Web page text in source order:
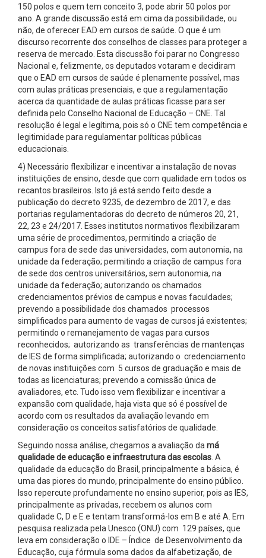
150 polos e quem tem conceito 3, pode abrir 50 polos por
ano. A grande discussão está em cima da possibilidade, ou
não, de oferecer EAD em cursos de saúde. O que é um
discurso recorrente dos conselhos de classes para proteger a
reserva de mercado. Esta discussão foi parar no Congresso
Nacional e, felizmente, os deputados votaram e decidiram
que o EAD em cursos de saúde é plenamente possível, mas
com aulas práticas presenciais, e que a regulamentação
acerca da quantidade de aulas práticas ficasse para ser
definida pelo Conselho Nacional de Educação – CNE. Tal
resolução é legal e legítima, pois só o CNE tem competência e
legitimidade para regulamentar políticas públicas
educacionais.
4) Necessário flexibilizar e incentivar a instalação de novas
instituições de ensino, desde que com qualidade em todos os
recantos brasileiros. Isto já está sendo feito desde a
publicação do decreto 9235, de dezembro de 2017, e das
portarias regulamentadoras do decreto de números 20, 21,
22, 23 e 24/2017. Esses institutos normativos flexibilizaram
uma série de procedimentos, permitindo a criação de
campus fora de sede das universidades, com autonomia, na
unidade da federação; permitindo a criação de campus fora
de sede dos centros universitários, sem autonomia, na
unidade da federação; autorizando os chamados
credenciamentos prévios de campus e novas faculdades;
prevendo a possibilidade dos chamados processos
simplificados para aumento de vagas de cursos já existentes;
permitindo o remanejamento de vagas para cursos
reconhecidos; autorizando as transferências de mantenças
de IES de forma simplificada; autorizando o credenciamento
de novas instituições com 5 cursos de graduação e mais de
todas as licenciaturas; prevendo a comissão única de
avaliadores, etc. Tudo isso vem flexibilizar e incentivar a
expansão com qualidade, haja vista que só é possível de
acordo com os resultados da avaliação levando em
consideração os conceitos satisfatórios de qualidade.
Seguindo nossa análise, chegamos a avaliação da má
qualidade de educação e infraestrutura das escolas . A
qualidade da educação do Brasil, principalmente a básica, é
uma das piores do mundo, principalmente do ensino público.
Isso repercute profundamente no ensino superior, pois as IES,
principalmente as privadas, recebem os alunos com
qualidade C, D e E e tentam transformá-los em B e até A. Em
pesquisa realizada pela Unesco (ONU) com 129 países, que
leva em consideração o IDE – Índice de Desenvolvimento da
Educação, cuja fórmula soma dados da alfabetização, de